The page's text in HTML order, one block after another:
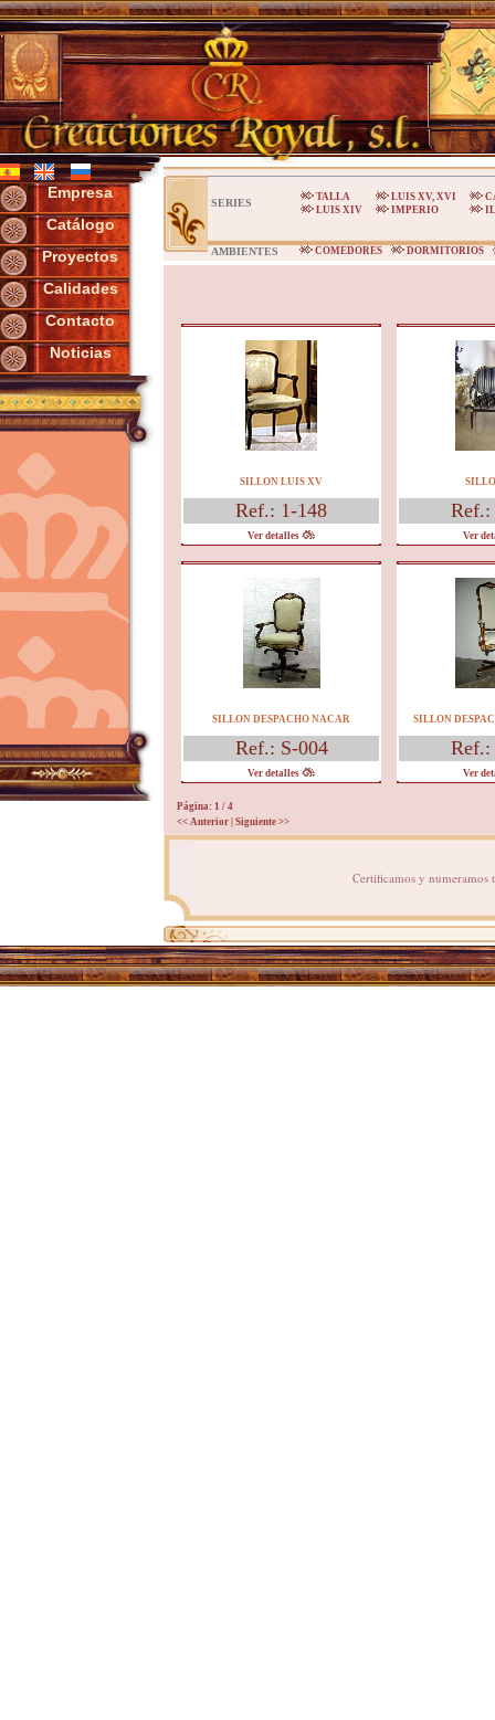
Empresa
Catálogo
Proyectos
Calidades
Contacto
Noticias
SERIES TALLA LUIS XV, XVI
LUIS XIV
IMPERIO
AMBIENTES COMEDORES DORMITORIOS
SILLON LUIS XV
Ref.: 1-148
Ver detalles
Ref.:
Ver
SILLON DESPACHO NACAR
Ref.: S-004
Ver detalles
SILLON
Ref.:
Ver
Página: 1 / 4
<< Anterior Siguiente >>
Certificamos y numeramos